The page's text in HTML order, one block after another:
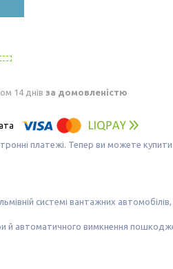
14 днів за домовленістю
платежі. Тепер ви можете
системі вантажних автомобілів,
й автоматичного вимкнення